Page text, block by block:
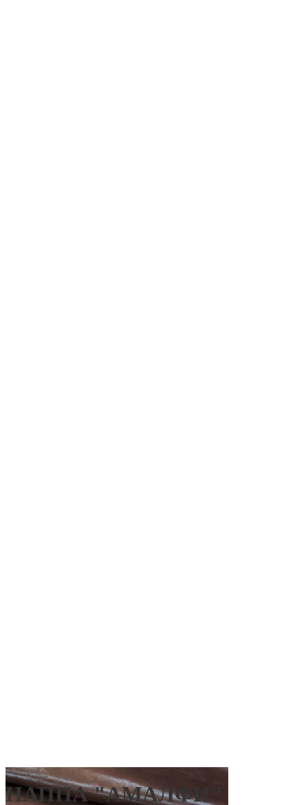
НАППА "АМАЛФИ"